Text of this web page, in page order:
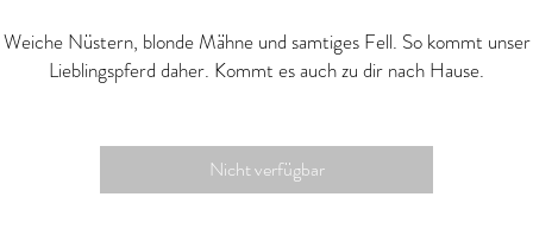
Weiche Nüstern, blonde Mähne und samtiges Fell. So kommt unser
Lieblingspferd daher. Kommt es auch zu dir nach Hause.
zu dir nach Hause.
Nicht verfügbar